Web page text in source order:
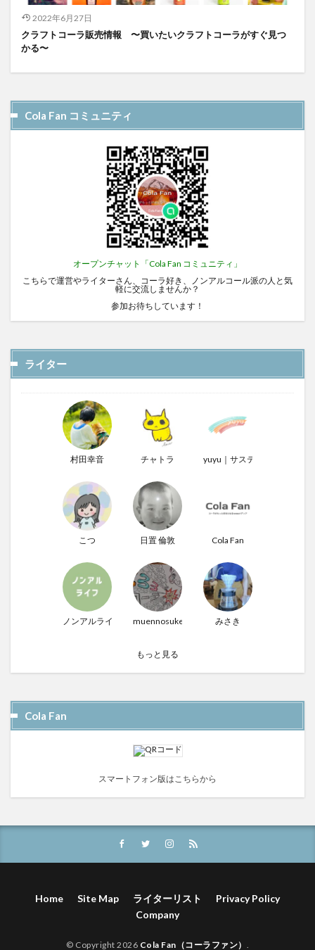
2022年6月27日
クラフトコーラ販売情報 〜買いたいクラフトコーラがすぐ見つ
かる〜
Cola Fan コミュニティ
オープンチャット「Cola Fan コミュニティ」
こちらで運営やライターさん、コーラ好き、ノンアルコール派の人と気
軽に交流しませんか？
参加お待ちしています！
ライター
村田幸音 チャトラ yuyu｜サステナぶる男
こつ 日置 倫敦 Cola Fan
ノンアルライフ muennosuke みさき
もっと見る
Cola Fan
スマートフォン版はこちらから
Home Site Map ライターリスト
Privacy Policy
Company
© Copyright 2026 Cola Fan（コーラファン） .